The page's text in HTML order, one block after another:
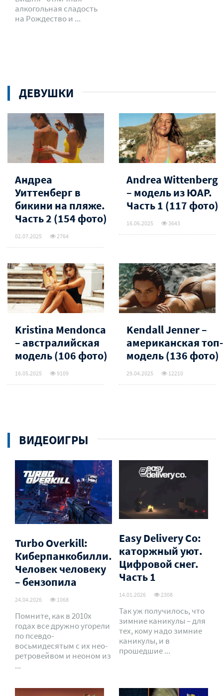
алкогольная сладость
на Рождество и ...
ДЕВУШКИ
Андреа
Уиттенберг в
бикини на пляже.
Часть 2 (154 фото)
02.07.2025 2764
Andrea Wittenberg
– модель из ЮАР.
Часть 1 (117 фото)
16.06.2025 3643
Kristina Mendonca
– австралийская
модель (106 фото)
16.05.2025 9109
Kendall Jenner –
американская топ-
модель (136 фото)
29.04.2025 12210
ВИДЕОИГРЫ
Turbo Overkill:
Киберпанкобилли.
Человек человеку
– бензопила
24.04.2026 1068
Помните, как в 2010х
годах все дружно угорели
по псевдо-
восьмидесятым с их нео-
ретровейвом и неоном из
...
Easy Delivery Co:
каторжный уют.
Цифровой снег.
Часть 1
14.01.2026 2308
Так уж получилось, что
зимние каникулы – для
тех, кому надо зимние
каникулы, и в
прошедшие ...